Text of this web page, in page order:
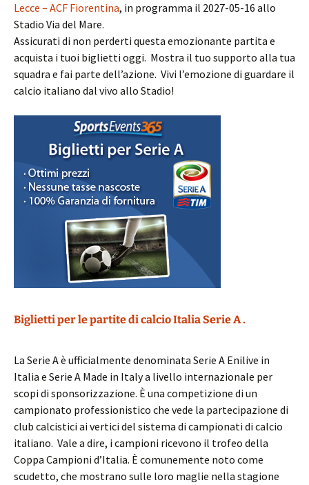
Lecce – ACF Fiorentina, in programma il 2027-05-16 allo
Stadio Via del Mare.
Assicurati di non perderti questa emozionante partita e
acquista i tuoi biglietti oggi. Mostra il tuo supporto alla tua
squadra e fai parte dell’azione. Vivi l’emozione di guardare il
calcio italiano dal vivo allo Stadio!
Biglietti per le partite di calcio Italia Serie A .
La Serie A è ufficialmente denominata Serie A Enilive in
Italia e Serie A Made in Italy a livello internazionale per
scopi di sponsorizzazione. È una competizione di un
campionato professionistico che vede la partecipazione di
club calcistici ai vertici del sistema di campionati di calcio
italiano. Vale a dire, i campioni ricevono il trofeo della
Coppa Campioni d’Italia. È comunemente noto come
scudetto, che mostrano sulle loro maglie nella stagione